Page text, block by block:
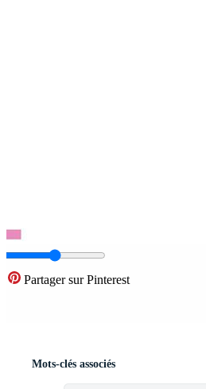
Partager sur Pinterest
Mots-clés associés